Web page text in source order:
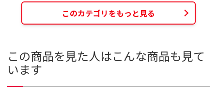
このカテゴリをもっと見る
この商品を見た人はこんな商品も見て
います